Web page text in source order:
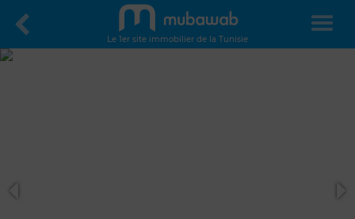
Le 1er site immobilier de la Tunisie